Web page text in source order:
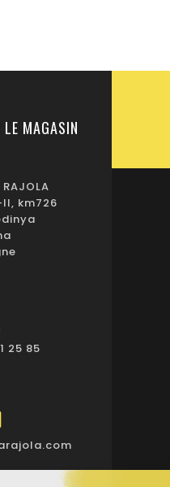
MAGASIN
RAJOLA
km726
25 85